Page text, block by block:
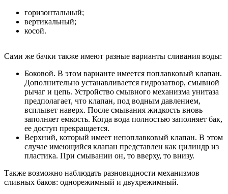
горизонтальный;
вертикальный;
косой.
Сами же бачки также имеют разные варианты сливания воды:
Боковой. В этом варианте имеется поплавковый клапан.
Дополнительно устанавливается гидрозатвор, смывной
рычаг и цепь. Устройство смывного механизма унитаза
предполагает, что клапан, под водным давлением,
всплывет наверх. После смывания жидкость вновь
заполняет емкость. Когда вода полностью заполняет бак,
ее доступ прекращается.
Верхний, который имеет непоплавковый клапан. В этом
случае имеющийся клапан представлен как цилиндр из
пластика. При смывании он, то вверху, то внизу.
Также возможно наблюдать разновидности механизмов
сливных баков: однорежимный и двухрежимный.